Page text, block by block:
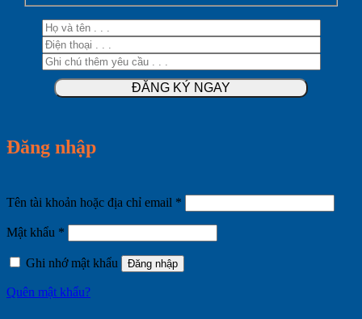
Đăng nhập
Tên tài khoản hoặc địa chỉ email *
buộc
Mật khẩu *
buộc
Ghi nhớ mật khẩu
Đăng nhập
Quên mật khẩu?